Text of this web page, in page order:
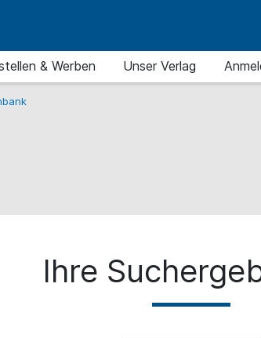
& Werben Unser Verlag
Ihre